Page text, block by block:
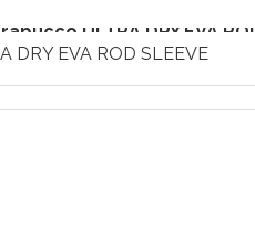
ULTRA DRY EVA
DRY EVA ROD SLEEVE